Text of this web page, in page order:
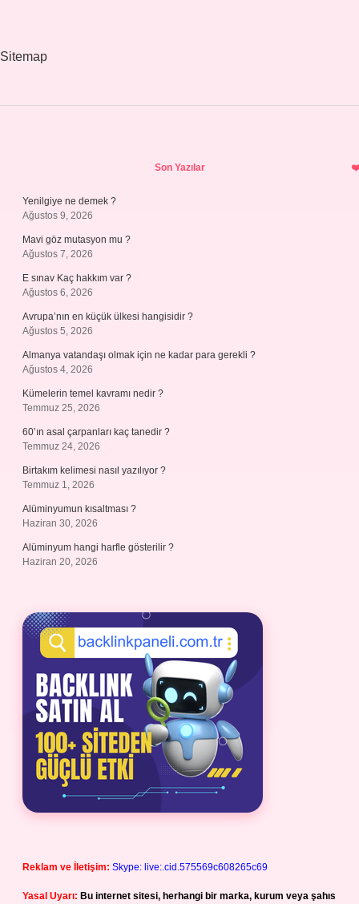
Sitemap
Son Yazılar
Yenilgiye ne demek ?
Ağustos 9, 2026
Mavi göz mutasyon mu ?
Ağustos 7, 2026
E sınav Kaç hakkım var ?
Ağustos 6, 2026
Avrupa’nın en küçük ülkesi hangisidir ?
Ağustos 5, 2026
Almanya vatandaşı olmak için ne kadar para gerekli ?
Ağustos 4, 2026
Kümelerin temel kavramı nedir ?
Temmuz 25, 2026
60’ın asal çarpanları kaç tanedir ?
Temmuz 24, 2026
Birtakım kelimesi nasıl yazılıyor ?
Temmuz 1, 2026
Alüminyumun kısaltması ?
Haziran 30, 2026
Alüminyum hangi harfle gösterilir ?
Haziran 20, 2026
Reklam ve İletişim: Skype: live:.cid.575569c608265c69
Yasal Uyarı: Bu internet sitesi, herhangi bir marka, kurum veya şahıs